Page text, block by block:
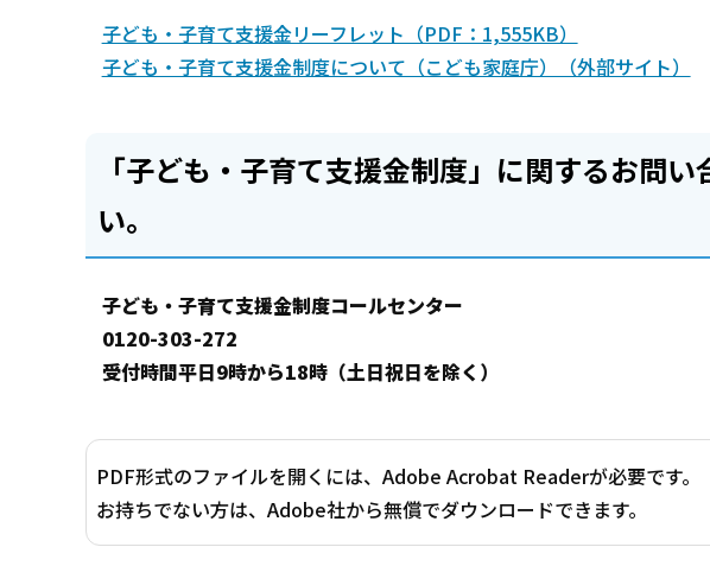
子ども・子育て支援金リーフレット（PDF：1,555KB）
子ども・子育て支援金制度について（こども家庭庁）（外部サイト）
「子ども・子育て支援金制度」に関するお問
い。
子ども・子育て支援金制度コールセンター
0120-303-272
受付時間平日9時から18時（土日祝日を除く）
PDF形式のファイルを開くには、Adobe Acrobat Readerが必要です。
お持ちでない方は、Adobe社から無償でダウンロードできます。